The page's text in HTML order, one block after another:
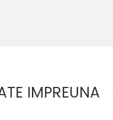
IMPREUNA